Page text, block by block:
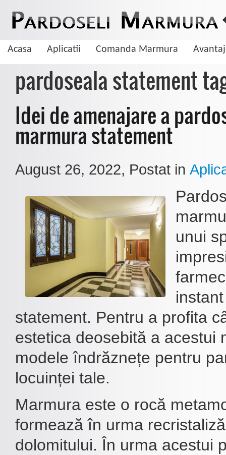
Acasa Aplicatii Comanda Marmura
De ce sa aleg pardoseala din marmura
Marmura este una dintre cele mai cautate pietre naturale cand vine
pardoseala statement
Idei de amenajare a
marmura statement
August 26, 2022, Postat in
unui
statement. Pentru a profita
estetica deosebită a acestui
modele îndrăznețe pentru
locuinței tale.
Marmura este o rocă
formează în urma
dolomitului. În urma acestui